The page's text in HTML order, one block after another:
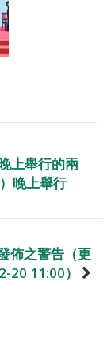
上舉行的兩
晚上舉行
佈之警告（更
20 11:00）